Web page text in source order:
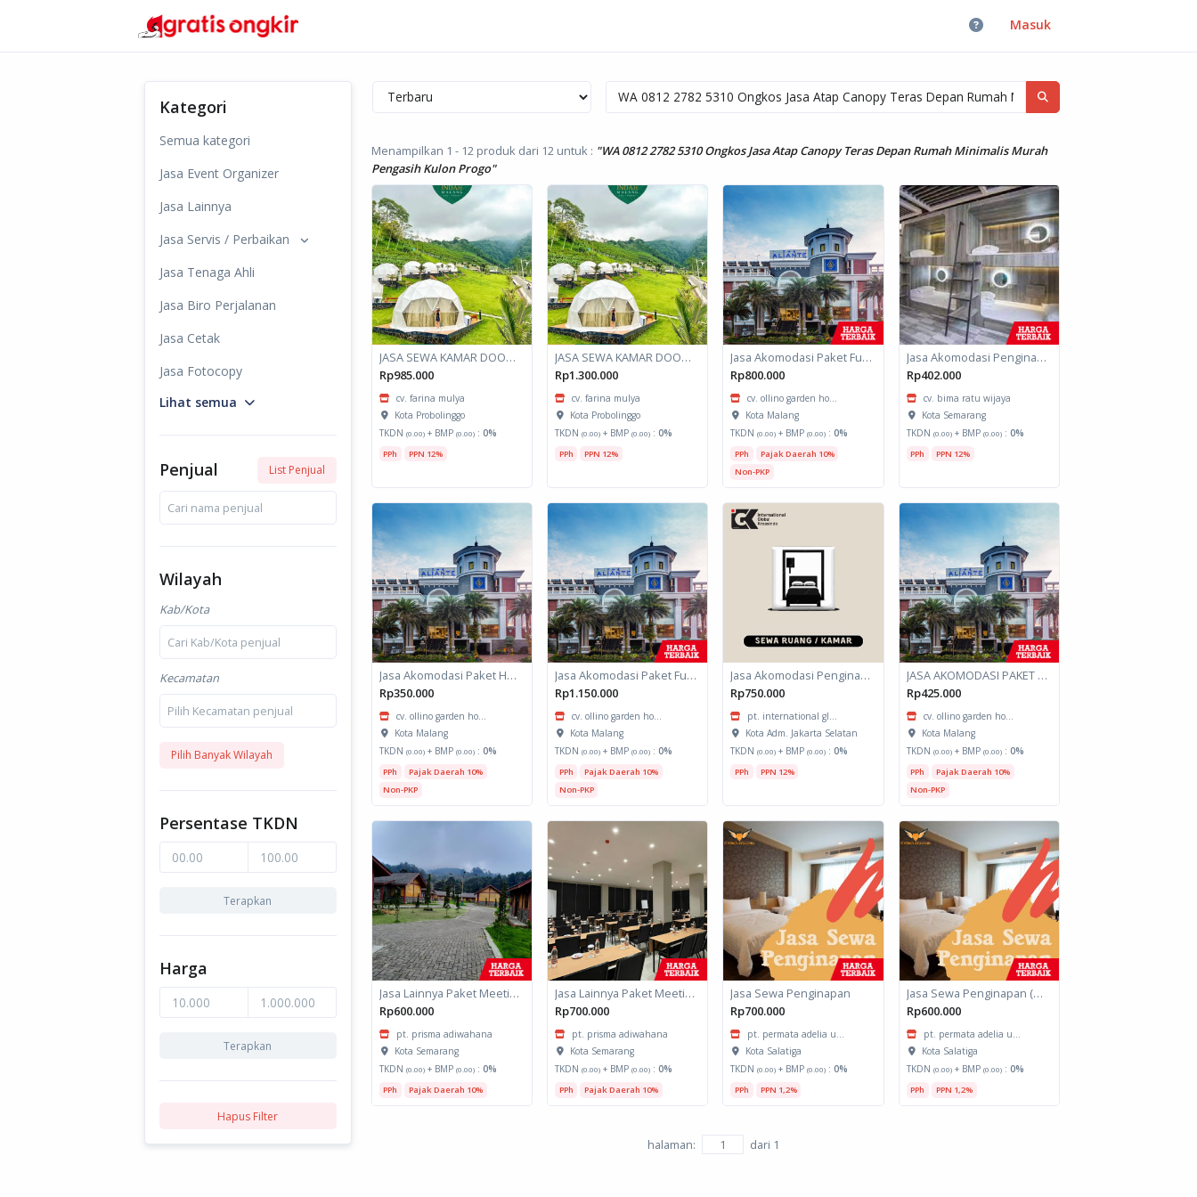
Masuk
Kategori
Semua kategori
Jasa Event Organizer
Jasa Lainnya
Jasa Servis / Perbaikan
Jasa Tenaga Ahli
Jasa Biro Perjalanan
Jasa Cetak
Jasa Fotocopy
Lihat semua
Penjual List Penjual
Cari nama penjual
Wilayah
Kab/Kota
Cari Kab/Kota penjual
Kecamatan
Pilih Kecamatan penjual
Pilih Banyak Wilayah
Persentase TKDN
Terapkan
Harga
Terapkan
Hapus Filter
Menampilkan 1 - 12 produk dari 12 untuk : "WA 0812 2782 5310 Ongkos Jasa Atap Canopy Teras Depan Rumah Minimalis Murah
Pengasih Kulon Progo"
JASA SEWA KAMAR DOOM / GLAMPING kapasitas 2 orang
Rp985.000
cv. farina mulya
Kota Probolinggo
TKDN (0.00)+ BMP (0.00): 0%
PPh PPN 12%
JASA SEWA KAMAR DOOM / GLAMPING kapasitas 6 orang
Rp1.300.000
cv. farina mulya
Kota Probolinggo
TKDN (0.00)+ BMP (0.00): 0%
PPh PPN 12%
Jasa Akomodasi Paket Fullboard Twin Hotel Kota Malang
Rp800.000
cv. ollino garden ho...
Kota Malang
TKDN(0.00) + BMP(0.00) :0%
PPh
Pajak Daerah 10%
Non-PKP
Jasa Akomodasi Penginapan
Rp402.000
cv. bima ratu wijaya
Kota Semarang
TKDN (0.00)+ BMP (0.00): 0%
PPh PPN 12%
Jasa Akomodasi Paket Halfday Hotel Kota Malang
Rp350.000
cv. ollino garden ho...
Kota Malang
TKDN (0.00)+ BMP (0.00): 0%
PPh
Pajak Daerah 10%
Non-PKP
Jasa Akomodasi Paket Fullboard Twin share Hotel Kota Malang
Rp1.150.000
cv. ollino garden ho...
Kota Malang
TKDN (0.00)+ BMP (0.00): 0%
PPh
Pajak Daerah 10%
Non-PKP
Jasa Akomodasi Penginapan
Rp750.000
pt. international gl...
Kota Adm. Jakarta Selatan
TKDN(0.00) + BMP(0.00) :0%
PPh PPN 12%
JASA AKOMODASI PAKET MEETING FULLDAY HOTEL KOTA MALANG
Rp425.000
cv. ollino garden ho...
Kota Malang
TKDN (0.00)+ BMP (0.00): 0%
PPh
Pajak Daerah 10%
Non-PKP
Jasa Lainnya Paket Meeting Luar Kota Hari Bumi 2
Rp600.000
pt. prisma adiwahana
Kota Semarang
TKDN (0.00)+ BMP (0.00): 0%
PPh Pajak Daerah 10%
Jasa Lainnya Paket Meeting Luar Kota Hari Bumi 1
Rp700.000
pt. prisma adiwahana
Kota Semarang
TKDN (0.00)+ BMP (0.00): 0%
PPh Pajak Daerah 10%
Jasa Sewa Penginapan
Rp700.000
pt. permata adelia u...
Kota Salatiga
TKDN(0.00) + BMP(0.00) :0%
PPh PPN 1,2%
Jasa Sewa Penginapan (Biro Perjalanan)
Rp600.000
pt. permata adelia u...
Kota Salatiga
TKDN (0.00)+ BMP (0.00): 0%
PPh PPN 1,2%
halaman: dari 1